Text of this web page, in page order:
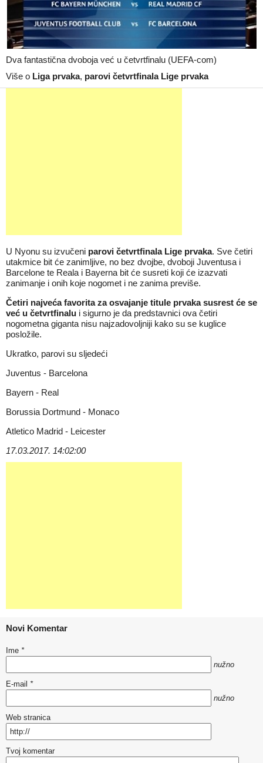
Dva fantastična dvoboja već u četvrtfinalu (UEFA-com)
Više o Liga prvaka, parovi četvrtfinala Lige prvaka
U Nyonu su izvučeni parovi četvrtfinala Lige prvaka. Sve četiri
utakmice bit će zanimljive, no bez dvojbe, dvoboji Juventusa i
Barcelone te Reala i Bayerna bit će susreti koji će izazvati
zanimanje i onih koje nogomet i ne zanima previše.
Četiri najveća favorita za osvajanje titule prvaka susrest će se
već u četvrtfinalu i sigurno je da predstavnici ova četiri
nogometna giganta nisu najzadovoljniji kako su se kuglice
posložile.
Ukratko, parovi su sljedeći
Juventus - Barcelona
Bayern - Real
Borussia Dortmund - Monaco
Atletico Madrid - Leicester
17.03.2017. 14:02:00
Novi Komentar
Ime *
nužno
E-mail *
nužno
Web stranica
Tvoj komentar